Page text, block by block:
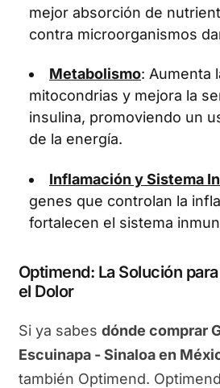
mejor absorción de
contra microorganismos
Metabolismo: Aumenta
mitocondrias y mejora la
insulina, promoviendo un
de la energía.
Inflamación y Sistema
genes que controlan la
fortalecen el sistema
Optimend: La Solución
el Dolor
Si ya sabes dónde comprar
Escuinapa - Sinaloa en
también Optimend.